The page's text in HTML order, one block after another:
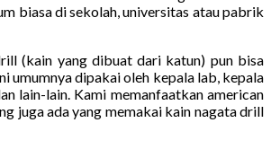
biasa di sekolah, universitas atau pabrik
(kain yang dibuat dari katun) pun bisa
umumnya dipakai oleh kepala lab, kepala
lain-lain. Kami memanfaatkan american
juga ada yang memakai kain nagata drill